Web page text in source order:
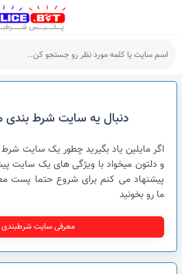
دنبال یه سایت شرط
اگر مایلین یاد بگیرید چطور یک سایت
و دلتون میخواد با ویژگی های یک سایت
پیشنهاد می کنم برای شروع حتما پست
ما رو بخونید
معرفی سایت شرطبندی